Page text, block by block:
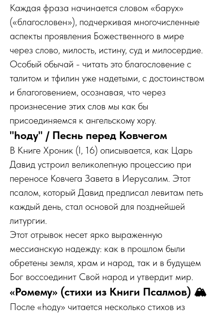
Каждая фраза начинается словом «барух»
(«благословен»), подчеркивая многочисленные
аспекты проявления Божественного в мире
через слово, милость, истину, суд и милосердие.
Особый обычай - читать это благословение с
талитом и тфилин уже надетыми, с достоинством
и благоговением, осознавая, что через
произнесение этих слов мы как бы
присоединяемся к ангельскому хору.
"hоду" / Песнь перед Ковчегом
В Книге Хроник (I, 16) описывается, как Царь
Давид устроил великолепную процессию при
переносе Ковчега Завета в Иерусалим. Этот
псалом, который Давид предписал левитам петь
каждый день, стал основой для позднейшей
литургии.
Этот отрывок несет ярко выраженную
мессианскую надежду: как в прошлом были
обретены земля, храм и народ, так и в будущем
Бог воссоединит Свой народ и утвердит мир.
«Ромему» (стихи из Книги Псалмов) 🏔️
После «hоду» читается несколько стихов из